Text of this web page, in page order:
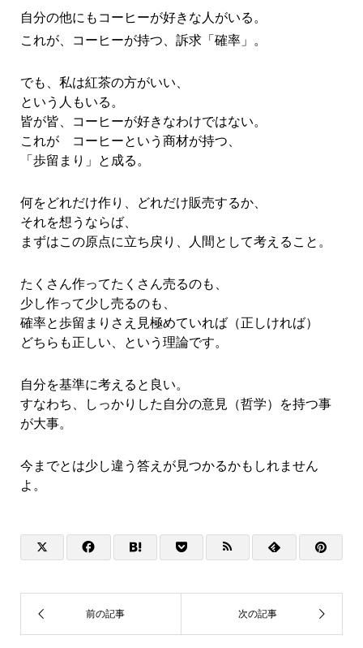
自分の他にもコーヒーが好きな人がいる。
これが、コーヒーが持つ、訴求「確率」。
でも、私は紅茶の方がいい、
という人もいる。
皆が皆、コーヒーが好きなわけではない。
これが コーヒーという商材が持つ、
「歩留まり」と成る。
何をどれだけ作り、どれだけ販売するか、
それを想うならば、
まずはこの原点に立ち戻り、人間として考えること。
たくさん作ってたくさん売るのも、
少し作って少し売るのも、
確率と歩留まりさえ見極めていれば（正しければ）
どちらも正しい、という理論です。
自分を基準に考えると良い。
すなわち、
しっかりした自分の意見（哲学）を持つ事
が大事。
今までとは少し違う答えが見つかるかもしれません
よ。